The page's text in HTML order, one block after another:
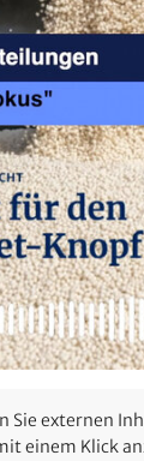
Sie externen
einem Klick